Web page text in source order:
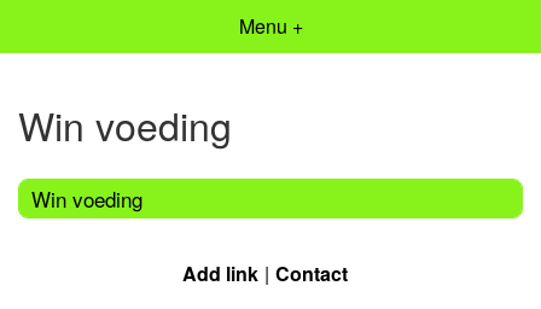
Menu +
Win voeding
Win voeding
Add link Contact